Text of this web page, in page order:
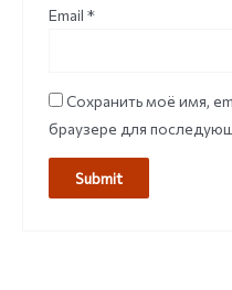
Email *
Сохранить моё имя,
браузере для